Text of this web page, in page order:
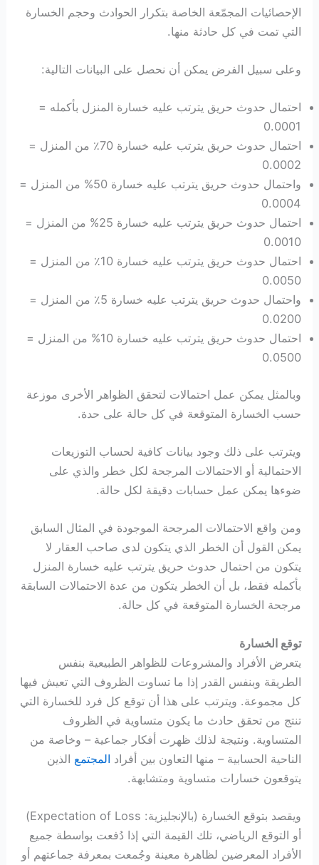
الإحصائيات المجمّعة الخاصة بتكرار الحوادث وحجم الخسارة
التي تمت في كل حادثة منها.
وعلى سبيل الفرض يمكن أن نحصل على البيانات التالية:
احتمال حدوث حريق يترتب عليه خسارة المنزل بأكمله =
0.0001
احتمال حدوث حريق يترتب عليه خسارة 70٪ من المنزل =
0.0002
واحتمال حدوث حريق يترتب عليه خسارة 50% من المنزل =
0.0004
احتمال حدوث حريق يترتب عليه خسارة 25% من المنزل =
0.0010
احتمال حدوث حريق يترتب عليه خسارة 10٪ من المنزل =
0.0050
واحتمال حدوث حريق يترتب عليه خسارة 5٪ من المنزل =
0.0200
احتمال حدوث حريق يترتب عليه خسارة 10% من المنزل =
0.0500
وبالمثل يمكن عمل احتمالات لتحقق الظواهر الأخرى موزعة
حسب الخسارة المتوقعة في كل حالة على حدة.
ويترتب على ذلك وجود بيانات كافية لحساب التوزيعات
الاحتمالية أو الاحتمالات المرجحة لكل خطر والذي على
ضوءها يمكن عمل حسابات دقيقة لكل حالة.
ومن واقع الاحتمالات المرجحة الموجودة في المثال السابق
يمكن القول أن الخطر الذي يتكون لدى صاحب العقار لا
يتكون من احتمال حدوث حريق يترتب عليه خسارة المنزل
بأكمله فقط، بل أن الخطر يتكون من عدة الاحتمالات السابقة
مرجحة الخسارة المتوقعة في كل حالة.
توقع الخسارة
يتعرض الأفراد والمشروعات للظواهر الطبيعية بنفس
الطريقة وبنفس القدر إذا ما تساوت الظروف التي تعيش فيها
كل مجموعة. ويترتب على هذا أن توقع كل فرد للخسارة التي
تنتج من تحقق حادث ما يكون متساوية في الظروف
المتساوية. ونتيجة لذلك ظهرت أفكار جماعية – وخاصة من
الناحية الحسابية – منها التعاون بين أفراد المجتمع الذين
يتوقعون خسارات متساوية ومتشابهة.
ويقصد بتوقع الخسارة (بالإنجليزية: Expectation of Loss)
أو التوقع الرياضي، تلك القيمة التي إذا دُفعت بواسطة جميع
الأفراد المعرضين لظاهرة معينة وجُمعت بمعرفة جماعتهم أو